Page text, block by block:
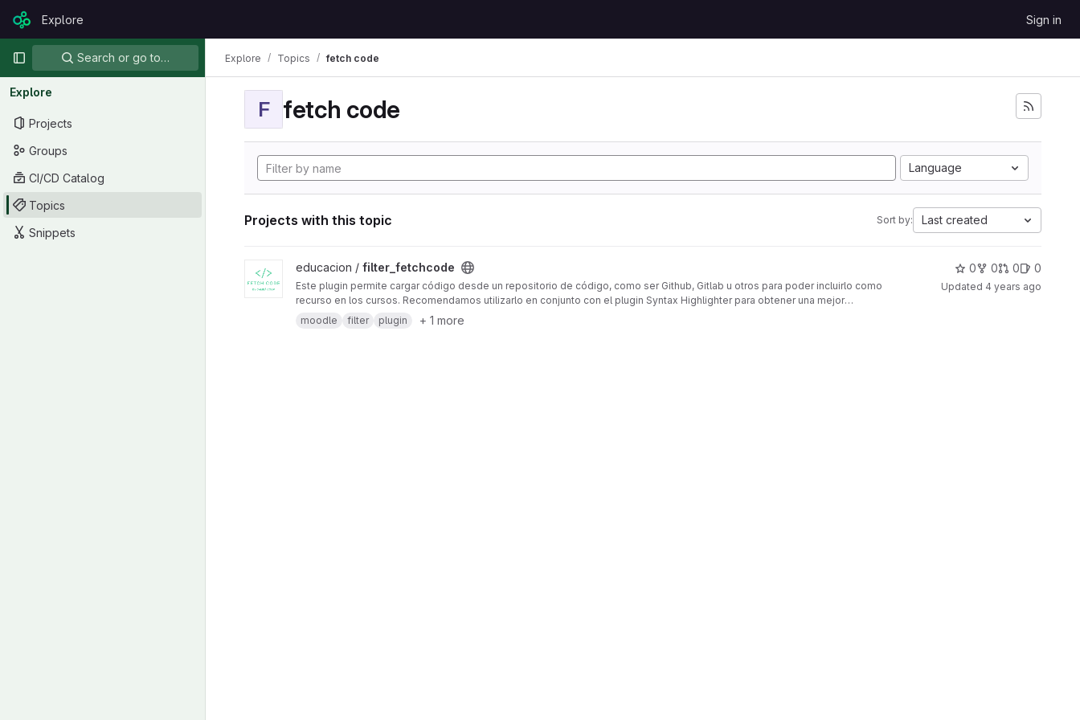
Skip to content
GitLabExplore Sign in
Primary navigation
Search or go to…
Explore
Projects
Groups
CI/CD Catalog
Topics
Snippets
Explore Topics fetch code
F fetch code
Language
Projects with this topic Sort by: Last created
View filter_fetchcode project
educacion / filter_fetchcode
Este plugin permite cargar código desde un repositorio de código, como ser Github, Gitlab u otros para poder incluirlo como
recurso en los cursos. Recomendamos utilizarlo en conjunto con el plugin Syntax Highlighter para obtener una mejor
experiencia
moodle filter plugin + 1 more
0 0 0 0
Updated 4 years ago